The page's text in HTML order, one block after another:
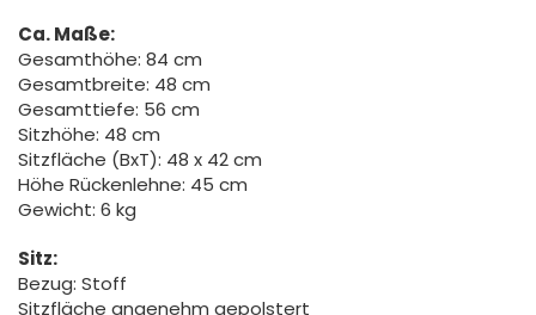
Ca. Maße:
Gesamthöhe: 84 cm
Gesamtbreite: 48 cm
Gesamttiefe: 56 cm
Sitzhöhe: 48 cm
Sitzfläche (BxT): 48 x 42 cm
Höhe Rückenlehne: 45 cm
Gewicht: 6 kg
Sitz:
Bezug: Stoff
Sitzfläche angenehm gepolstert